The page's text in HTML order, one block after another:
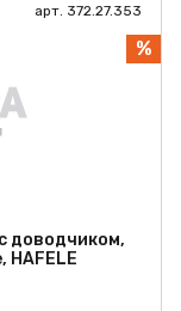
арт. 372.27.353
%
доводчиком,
HAFELE